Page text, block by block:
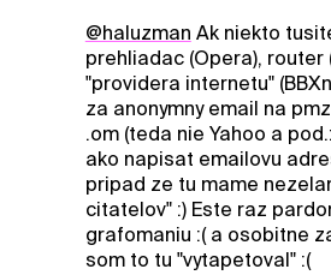
@haluzman Ak niekto
prehliadac (Opera), router
"providera internetu"
za anonymny email na
.om (teda nie Yahoo a
ako napisat emailovu
pripad ze tu mame
citatelov" :) Este raz
grafomaniu :( a osobitne
som to tu "vytapetoval" :(